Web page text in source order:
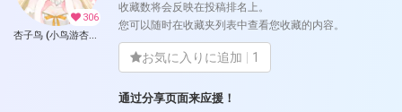
306
杏子鸟 (小鸟游杏子)
收藏数将会反映在投稿排名上。
您可以随时在收藏夹列表中查看您收藏的内容。
お気に入りに追加 1
通过分享页面来应援！